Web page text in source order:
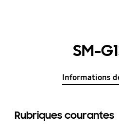
SM-
Informations
Rubriques courantes